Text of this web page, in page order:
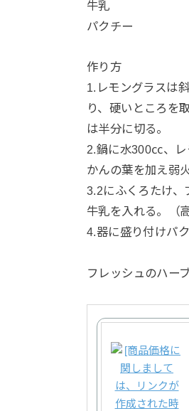
牛乳
パク
作り方
1.レモングラスは
り、硬いところを
は半分に切る。
2.鍋に水300㏄、
かんの葉を加え弱
3.2にふくろたけ、
牛乳を入れる。（
4.器に盛り付けパ
フレッシュのハー